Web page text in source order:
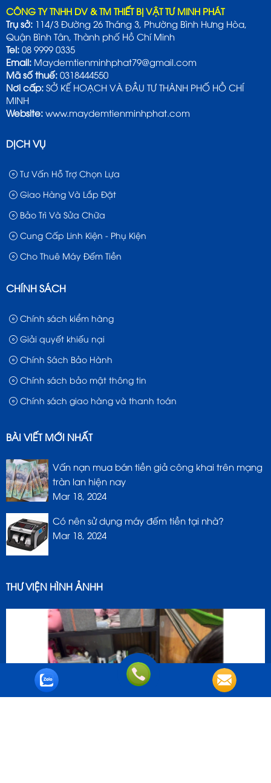
CÔNG TY TNHH DV & TM THIẾT BỊ VẬT TƯ MINH PHÁT
Trụ sở: 114/3 Đường 26 Tháng 3, Phường Bình Hưng Hòa,
Quận Bình Tân, Thành phố Hồ Chí Minh
Tel: 08 9999 0335
Email: Maydemtienminhphat79@gmail.com
Mã số thuế: 0318444550
Nơi cấp: SỞ KẾ HOẠCH VÀ ĐẦU TƯ THÀNH PHỐ HỒ CHÍ
MINH
Website: www.maydemtienminhphat.com
DỊCH VỤ
Tư Vấn Hỗ Trợ Chọn Lựa
Giao Hàng Và Lắp Đặt
Bảo Trì Và Sửa Chữa
Cung Cấp Linh Kiện - Phụ Kiện
Cho Thuê Máy Đếm Tiền
CHÍNH SÁCH
Chính sách kiểm hàng
Giải quyết khiếu nại
Chính Sách Bảo Hành
Chính sách bảo mật thông tin
Chính sách giao hàng và thanh toán
BÀI VIẾT MỚI NHẤT
Vấn nạn mua bán tiền giả công khai trên mạng
tràn lan hiện nay
Mar 18, 2024
Có nên sử dụng máy đếm tiền tại nhà?
Mar 18, 2024
THƯ VIỆN HÌNH ẢNHH